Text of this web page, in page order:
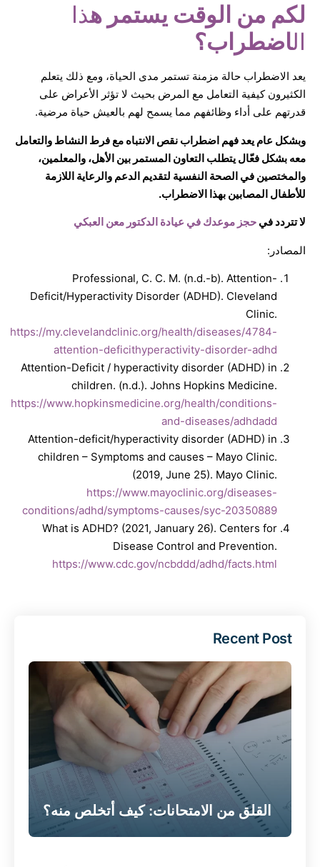
لكم من الوقت يستمر هذا
الاضطراب؟
يعد الاضطراب حالة مزمنة تستمر مدى الحياة، ومع ذلك يتعلم
الكثيرون كيفية التعامل مع المرض بحيث لا تؤثر الأعراض على
قدرتهم على أداء وظائفهم مما يسمح لهم بالعيش حياة مرضية.
وبشكل عام يعد فهم اضطراب نقص الانتباه مع فرط النشاط والتعامل
معه بشكل فعّال يتطلب التعاون المستمر بين الأهل، والمعلمين،
والمختصين في الصحة النفسية لتقديم الدعم والرعاية اللازمة
للأطفال المصابين بهذا الاضطراب.
لا تتردد في حجز موعدك في عيادة الدكتور معن العبكي
المصادر:
Professional, C. C. M. (n.d.-b). Attention-
Deficit/Hyperactivity Disorder (ADHD). Cleveland
Clinic.
https://my.clevelandclinic.org/health/diseases/4784-
attention-deficithyperactivity-disorder-adhd
Attention-Deficit / hyperactivity disorder (ADHD) in
children. (n.d.). Johns Hopkins Medicine.
https://www.hopkinsmedicine.org/health/conditions-
and-diseases/adhdadd
Attention-deficit/hyperactivity disorder (ADHD) in
children – Symptoms and causes – Mayo Clinic.
(2019, June 25). Mayo Clinic.
https://www.mayoclinic.org/diseases-
conditions/adhd/symptoms-causes/syc-20350889
What is ADHD? (2021, January 26). Centers for
Disease Control and Prevention.
https://www.cdc.gov/ncbddd/adhd/facts.html
Recent Post
القلق من الامتحانات: كيف أتخلص منه؟